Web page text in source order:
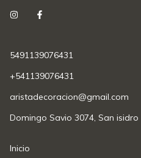
5491139076431
+541139076431
aristadecoracion@gmail.com
Domingo Savio 3074, San isidro
Inicio